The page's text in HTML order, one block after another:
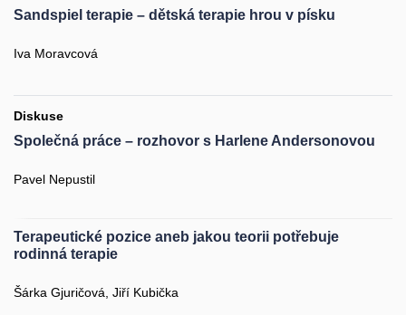
Sandspiel terapie – dětská terapie hrou v písku
Iva Moravcová
Diskuse
Společná práce – rozhovor s Harlene Andersonovou
Pavel Nepustil
Terapeutické pozice aneb jakou teorii potřebuje
rodinná terapie
Šárka Gjuričová, Jiří Kubička